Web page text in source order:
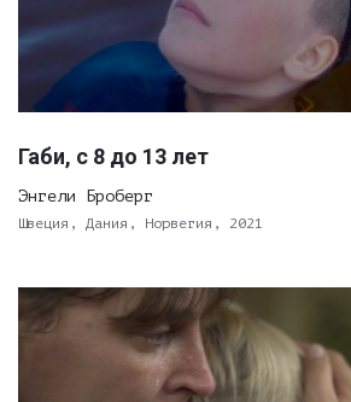
Габи, с 8 до 13 лет
Энгели Броберг
Швеция, Дания, Норвегия, 2021